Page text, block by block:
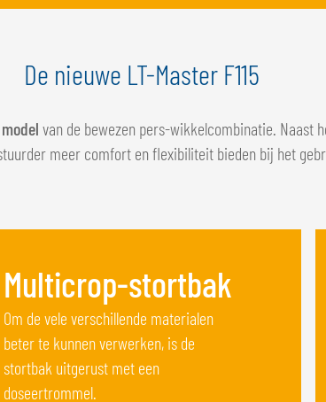
De nieuwe LT-Master F115
van de bewezen pers-wikkelcombinatie. Naast
meer comfort en flexibiliteit bieden bij het
Multicrop-stortbak
Om de vele verschillende materialen
beter te kunnen verwerken, is de
stortbak uitgerust met een
doseertrommel.